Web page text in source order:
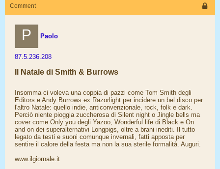
Comment
P Paolo
87.5.236.208
Il Natale di Smith & Burrows
Insomma ci voleva una coppia di pazzi come Tom Smith degli
Editors e Andy Burrows ex Razorlight per incidere un bel disco per
l'altro Natale: quello indie, anticonvenzionale, rock, folk e dark.
Perciò niente pioggia zuccherosa di Silent night o Jingle bells ma
cover come Only you degli Yazoo, Wonderful life di Black e On
and on dei superalternativi Longpigs, oltre a brani inediti. Il tutto
legato da testi e suoni comunque invernali, fatti apposta per
sentire il calore della festa ma non la sua sterile formalità. Auguri.
www.ilgiornale.it